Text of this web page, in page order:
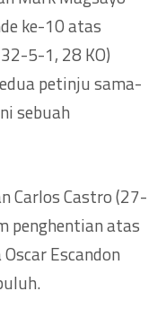
ke-10 atas
5-1, 28 KO)
petinju sama-
sebuah
Carlos Castro (27-
penghentian atas
Escandon